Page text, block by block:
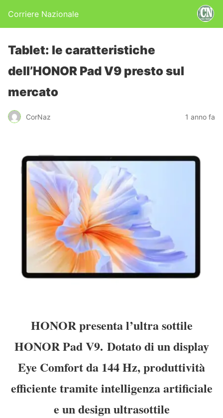
Corriere Nazionale
Tablet: le caratteristiche
dell’HONOR Pad V9 presto sul
mercato
CorNaz 1 anno fa
HONOR presenta l’ultra sottile
HONOR Pad V9. Dotato di un display
Eye Comfort da 144 Hz, produttività
efficiente tramite intelligenza artificiale
e un design ultrasottile